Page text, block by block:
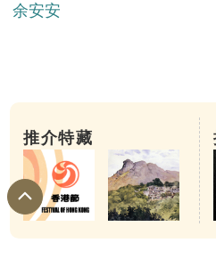
余安安
推介特藏